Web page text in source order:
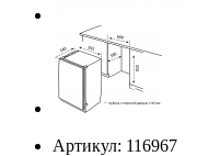
Артикул: 116967